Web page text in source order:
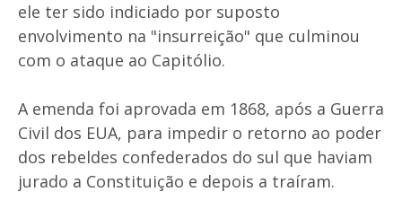
ele ter sido indiciado por suposto
envolvimento na "insurreição" que culminou
com o ataque ao Capitólio.
A emenda foi aprovada em 1868, após a Guerra
Civil dos EUA, para impedir o retorno ao poder
dos rebeldes confederados do sul que haviam
jurado a Constituição e depois a traíram.